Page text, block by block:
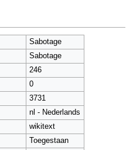
Sabotage
Sabotage
246
0
3731
nl - Nederlands
wikitext
Toegestaan